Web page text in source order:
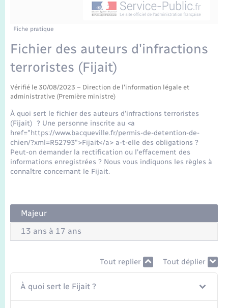
Etat-civil - Papiers - Citoyenneté
Mariage – PACS
Parrainage civil
Logement - Urbanisme
Loisirs
Nouvel habitant
Numérique
Organisation d’événement
Sécurité - Prévention
Seniors
Transports scolaires
Voirie et espace public
Travaux - Autorisation d’occupation de l’espace
Compétences
Plan interactif
Publications
La Communauté de communes
Fiche pratique
Fichier des auteurs d'infractions
terroristes (Fijait)
Vérifié le 30/08/2023 – Direction de l'information légale et
administrative (Première ministre)
À quoi sert le fichier des auteurs d'infractions terroristes
(Fijait) ? Une personne inscrite au <a
href="https://www.bacqueville.fr/permis-de-detention-de-
chien/?xml=R52793">Fijait</a> a-t-elle des obligations ?
Peut-on demander la rectification ou l'effacement des
informations enregistrées ? Nous vous indiquons les règles à
connaître concernant le Fijait.
Majeur
13 ans à 17 ans
Tout replier Tout déplier
À quoi sert le Fijait ?